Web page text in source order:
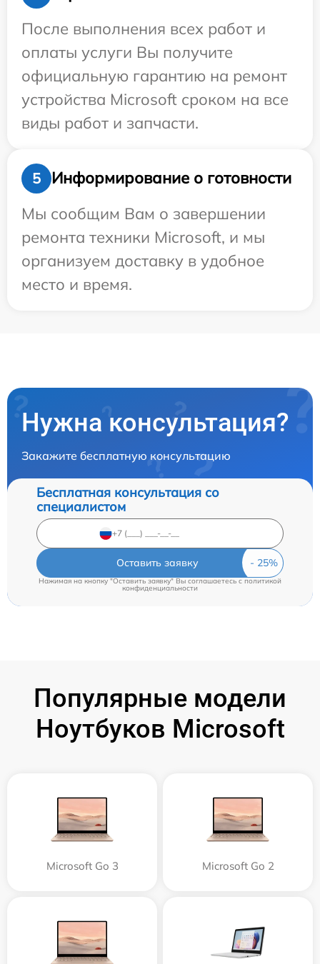
После выполнения всех работ и
оплаты услуги Вы получите
официальную гарантию на ремонт
устройства Microsoft сроком на все
виды работ и запчасти.
5
Информирование о готовности
Мы сообщим Вам о завершении
ремонта техники Microsoft, и мы
организуем доставку в удобное
место и время.
Нужна консультация?
Закажите бесплатную консультацию
Бесплатная консультация со
специалистом
Оставить заявку
Нажимая на кнопку "Оставить заявку" Вы соглашаетесь cполитикой
конфиденциальности
Популярные модели
Ноутбуков Microsoft
Microsoft Go 3 Microsoft Go 2